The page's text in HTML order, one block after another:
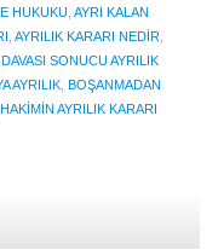
HUKUKU AYRI KALAN
AYRILIK KARARI NEDIR
SONUCU AYRILIK
AYRILIK BOŞANMADAN
HAKIMIN AYRILIK KARARI